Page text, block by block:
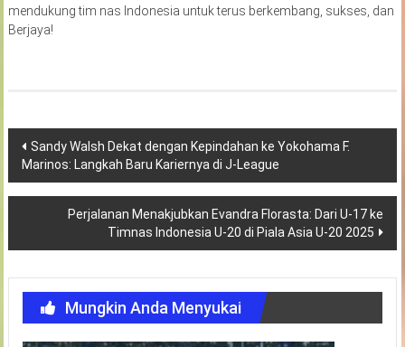
mendukung tim nas Indonesia untuk terus berkembang, sukses, dan
Berjaya!
Navigasi
pos
Sandy Walsh Dekat dengan Kepindahan ke Yokohama F.
Marinos: Langkah Baru Kariernya di J-League
Perjalanan Menakjubkan Evandra Florasta: Dari U-17 ke
Timnas Indonesia U-20 di Piala Asia U-20 2025
Mungkin Anda Menyukai